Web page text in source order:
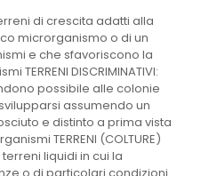
terreni di crescita adatti alla
microrganismo o di un
e che sfavoriscono la
DISCRIMINATIVI:
possibile alle colonie
assumendo un
e distinto a prima vista
TERRENI (COLTURE)
terreni liquidi in cui la